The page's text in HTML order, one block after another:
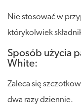
Nie stosować w
którykolwiek
Sposób użycia
White:
Zaleca się
dwa razy dziennie.